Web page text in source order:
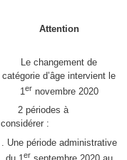
Attention
Le changement de
catégorie d’âge intervient le
1 er novembre 2020
2 périodes à
considérer :
. Une période administrative
er